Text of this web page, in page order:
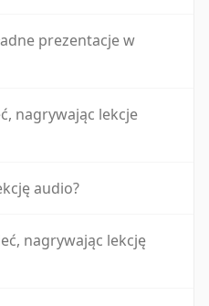
prezentacje w
nagrywając lekcje
audio?
nagrywając lekcję